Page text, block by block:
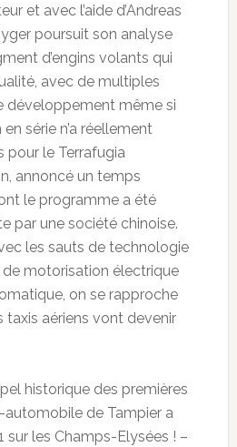
et avec l’aide d’Andreas
poursuit son analyse
d’engins volants qui
avec de multiples
développement même si
série n’a réellement
pour le Terrafugia
annoncé un temps
le programme a été
par une société chinoise.
les sauts de technologie
motorisation électrique
on se rapproche
aériens vont devenir
historique des premières
automobile de Tampier a
sur les Champs-Elysées ! –